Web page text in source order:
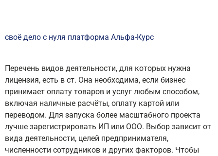
своё дело с нуля платформа Альфа-Курс
Перечень видов деятельности, для которых нужна
лицензия, есть в ст. Она необходима, если бизнес
принимает оплату товаров и услуг любым способом,
включая наличные расчёты, оплату картой или
переводом. Для запуска более масштабного проекта
лучше зарегистрировать ИП или ООО. Выбор зависит от
вида деятельности, целей предпринимателя,
численности сотрудников и других факторов. Чтобы